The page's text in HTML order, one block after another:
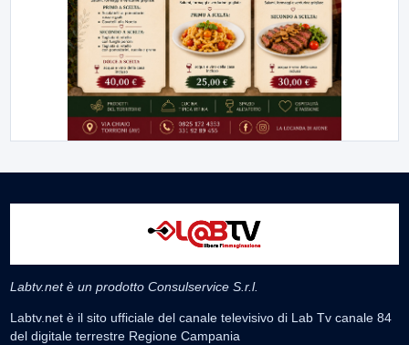
Labtv.net è un prodotto Consulservice S.r.l.
Labtv.net è il sito ufficiale del canale televisivo di Lab Tv canale 84
del digitale terrestre Regione Campania